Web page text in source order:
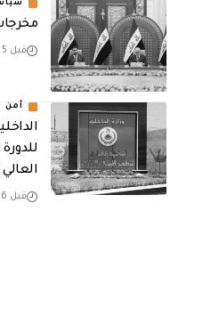
قبل 5 ساعات
أمن
قبل 6 ساعات